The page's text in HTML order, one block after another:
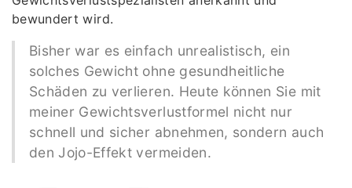
bewundert wird.
Bisher war es einfach unrealistisch, ein
solches Gewicht ohne gesundheitliche
Schäden zu verlieren. Heute können Sie mit
meiner Gewichtsverlustformel nicht nur
schnell und sicher abnehmen, sondern auch
den Jojo-Effekt vermeiden.